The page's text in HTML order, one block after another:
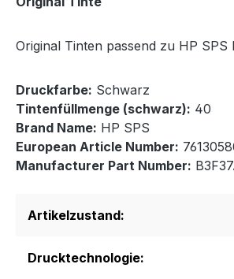
Original Tinten passend zu HP
Druckfarbe: Schwarz
Tintenfüllmenge (schwarz): 40
Brand Name: HP SPS
European Article Number:
Manufacturer Part Number:
Artikelzustand:
Drucktechnologie: